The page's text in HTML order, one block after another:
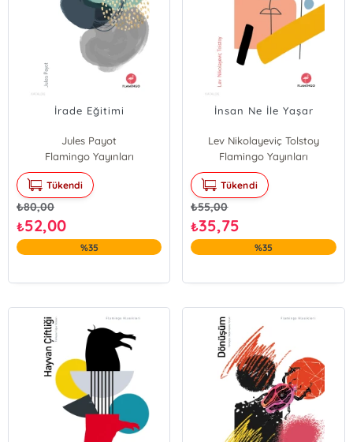
İrade Eğitimi
Jules Payot
Flamingo Yayınları
Tükendi
₺80,00
₺52,00
%35
İnsan Ne İle Yaşar
Lev Nikolayeviç Tolstoy
Flamingo Yayınları
Tükendi
₺55,00
₺35,75
%35